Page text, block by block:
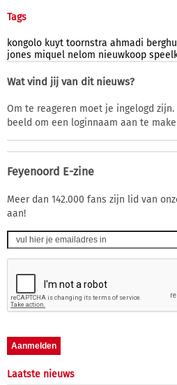
Tags
kongolo kuyt toornstra ahmadi
jones miquel nelom nieuwkoop
Wat vind jij van dit nieuws?
Om te reageren moet je ingelogd
beeld om een loginnaam aan te
Feyenoord E-zine
Meer dan 142.000 fans zijn lid van
aan!
Laatste nieuws